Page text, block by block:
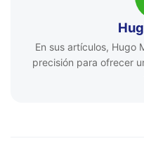
En sus artículos, Hugo
precisión para ofrecer